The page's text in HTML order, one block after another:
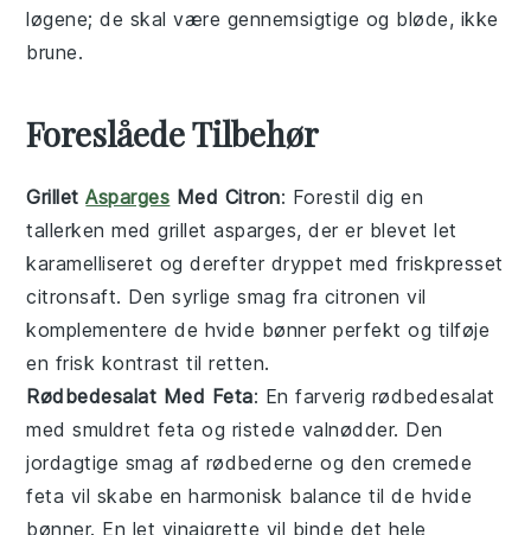
løgene; de skal være gennemsigtige og bløde, ikke
brune.
Foreslåede Tilbehør
GrilletAsparges Med Citron: Forestil dig en
tallerken medgrillet asparges, der er blevet let
karamelliseret og derefter dryppet med friskpresset
citronsaft. Den syrlige smag fra citronen vil
komplementere de hvide bønner perfekt og tilføje
en frisk kontrast til retten.
Rødbedesalat Med Feta: En farverig rødbedesalat
med smuldret feta og ristede valnødder. Den
jordagtige smag af rødbederne og den cremede
feta vil skabe en harmonisk balance til de hvide
bønner. En let vinaigrette vil binde det hele